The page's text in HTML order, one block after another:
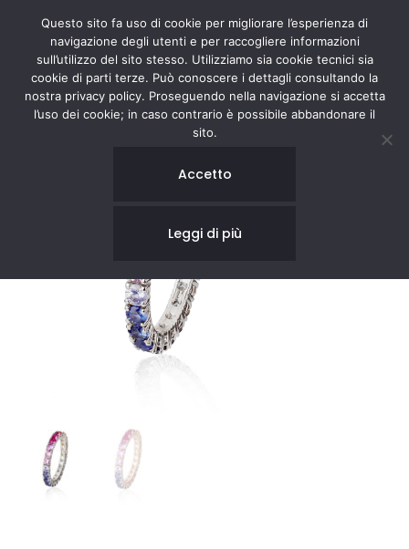
Questo sito fa uso di cookie per migliorare l’esperienza di
navigazione degli utenti e per raccogliere informazioni
sull’utilizzo del sito stesso. Utilizziamo sia cookie tecnici sia
cookie di parti terze. Può conoscere i dettagli consultando la
nostra privacy policy. Proseguendo nella navigazione si accetta
l’uso dei cookie; in caso contrario è possibile abbandonare il
sito.
Accetto
Leggi di più